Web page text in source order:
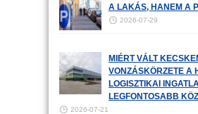
A LAKÁS, HANEM A
2026-07-29
MIÉRT VÁLT
VONZÁSKÖRZETE A
LOGISZTIKAI
LEGFONTOSABB
2026-07-21